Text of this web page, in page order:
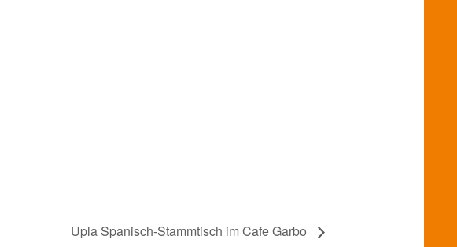
Upla Spanisch-Stammtisch im Cafe Garbo